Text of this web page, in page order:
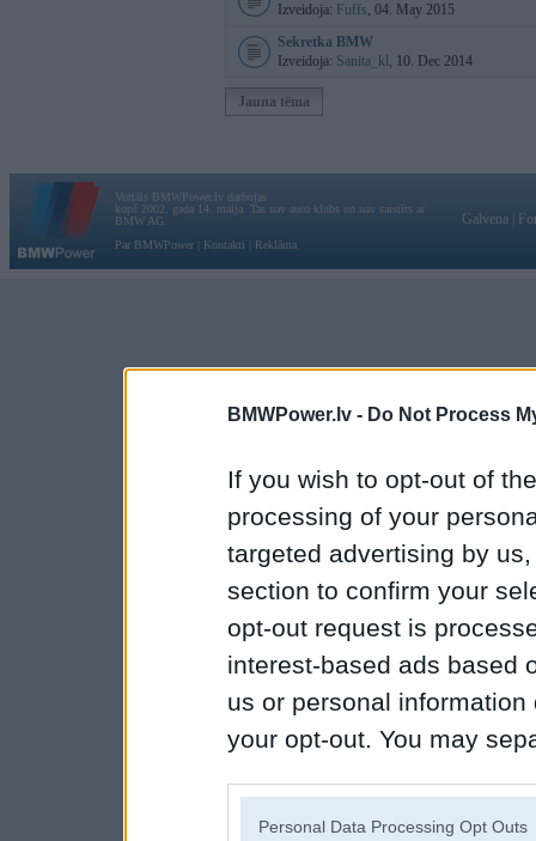
BMWPower.lv - Do Not Process
If you wish to opt-out of
processing of your
targeted advertising by
section to confirm your
opt-out request is
interest-based ads based
us or personal
your opt-out. You may
Personal Data Processing Opt Outs
Izveidoja: Fuffs, 04. May 2015
Sekretka BMW
Izveidoja: Sanita_kl , 10. Dec 2014
Jauna tēma
Vortāls BMWPower.lv darbojas
kopš 2002. gada 14. maija. Tas nav auto klubs un nav saistīts ar
BMW AG.
Par BMWPower
Kontakti Reklāma
Galvena